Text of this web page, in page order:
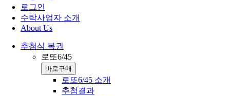
로그인
수탁사업자 소개
About Us
추첨식 복권
로또6/45
바로구매
로또6/45 소개
추첨결과